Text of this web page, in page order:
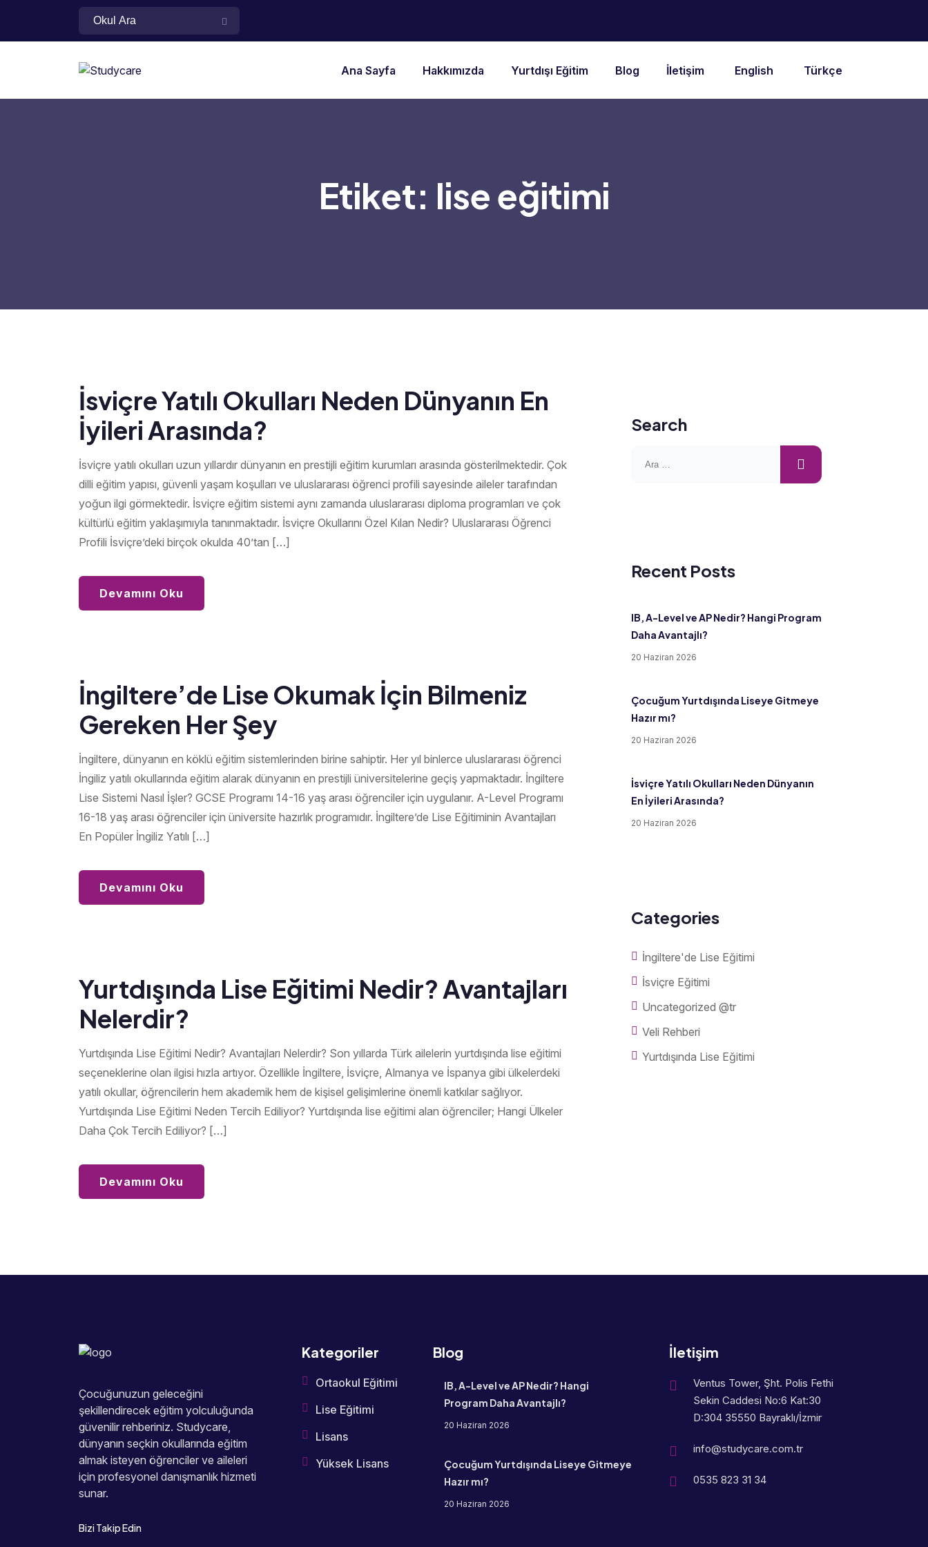
Ana Sayfa Hakkımızda Yurtdışı Eğitim Blog İletişim English Türkçe
Etiket: lise eğitimi
İsviçre Yatılı Okulları Neden Dünyanın En
İyileri Arasında?
İsviçre yatılı okulları uzun yıllardır dünyanın en prestijli eğitim kurumları arasında gösterilmektedir. Çok
dilli eğitim yapısı, güvenli yaşam koşulları ve uluslararası öğrenci profili sayesinde aileler tarafından
yoğun ilgi görmektedir. İsviçre eğitim sistemi aynı zamanda uluslararası diploma programları ve çok
kültürlü eğitim yaklaşımıyla tanınmaktadır. İsviçre Okullarını Özel Kılan Nedir? Uluslararası Öğrenci
Profili İsviçre’deki birçok okulda 40’tan […]
Devamını Oku
İngiltere’de Lise Okumak İçin Bilmeniz
Gereken Her Şey
İngiltere, dünyanın en köklü eğitim sistemlerinden birine sahiptir. Her yıl binlerce uluslararası öğrenci
İngiliz yatılı okullarında eğitim alarak dünyanın en prestijli üniversitelerine geçiş yapmaktadır. İngiltere
Lise Sistemi Nasıl İşler? GCSE Programı 14-16 yaş arası öğrenciler için uygulanır. A-Level Programı
16-18 yaş arası öğrenciler için üniversite hazırlık programıdır. İngiltere’de Lise Eğitiminin Avantajları
En Popüler İngiliz Yatılı […]
Devamını Oku
Yurtdışında Lise Eğitimi Nedir? Avantajları
Nelerdir?
Yurtdışında Lise Eğitimi Nedir? Avantajları Nelerdir? Son yıllarda Türk ailelerin yurtdışında lise eğitimi
seçeneklerine olan ilgisi hızla artıyor. Özellikle İngiltere, İsviçre, Almanya ve İspanya gibi ülkelerdeki
yatılı okullar, öğrencilerin hem akademik hem de kişisel gelişimlerine önemli katkılar sağlıyor.
Yurtdışında Lise Eğitimi Neden Tercih Ediliyor? Yurtdışında lise eğitimi alan öğrenciler; Hangi Ülkeler
Daha Çok Tercih Ediliyor? […]
Devamını Oku
Search
Recent Posts
IB, A-Level ve AP Nedir? Hangi Program
Daha Avantajlı?
20 Haziran 2026
Çocuğum Yurtdışında Liseye Gitmeye
Hazır mı?
20 Haziran 2026
İsviçre Yatılı Okulları Neden Dünyanın
En İyileri Arasında?
20 Haziran 2026
Categories
İngiltere'de Lise Eğitimi
İsviçre Eğitimi
Uncategorized @tr
Veli Rehberi
Yurtdışında Lise Eğitimi
Çocuğunuzun geleceğini
şekillendirecek eğitim yolculuğunda
güvenilir rehberiniz. Studycare,
dünyanın seçkin okullarında eğitim
almak isteyen öğrenciler ve aileleri
için profesyonel danışmanlık hizmeti
sunar.
Bizi Takip Edin
Kategoriler
Ortaokul Eğitimi
Lise Eğitimi
Lisans
Yüksek Lisans
Blog
IB, A-Level ve AP Nedir? Hangi
Program Daha Avantajlı?
20 Haziran 2026
Çocuğum Yurtdışında Liseye Gitmeye
Hazır mı?
20 Haziran 2026
İletişim
Ventus Tower, Şht. Polis Fethi
Sekin Caddesi No:6 Kat:30
D:304 35550 Bayraklı/İzmir
info@studycare.com.tr
0535 823 31 34